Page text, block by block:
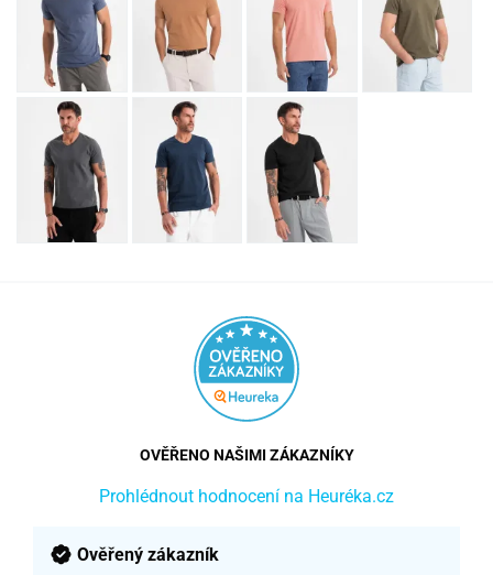
OVĚŘENO NAŠIMI ZÁKAZNÍKY
Prohlédnout hodnocení na Heuréka.cz
Ověřený zákazník